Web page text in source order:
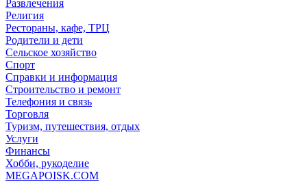
Развлечения
Религия
Рестораны, кафе, ТРЦ
Родители и дети
Сельское хозяйство
Спорт
Справки и информация
Строительство и ремонт
Телефония и связь
Торговля
Туризм, путешествия, отдых
Услуги
Финансы
Хобби, рукоделие
MEGAPOISK.COM